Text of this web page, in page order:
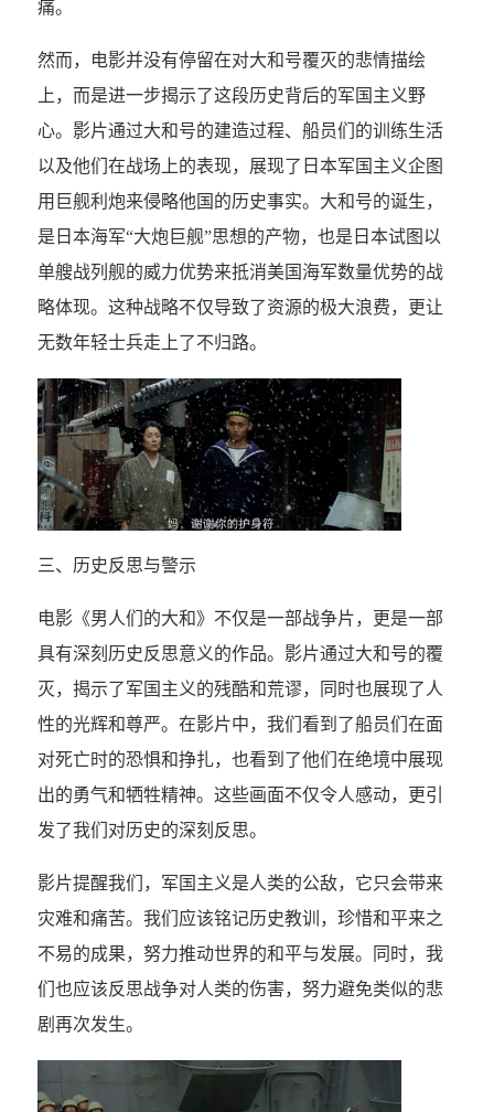
痛。
然而，电影并没有停留在对大和号覆灭的悲情描绘
上，而是进一步揭示了这段历史背后的军国主义野
心。影片通过大和号的建造过程、船员们的训练生活
以及他们在战场上的表现，展现了日本军国主义企图
用巨舰利炮来侵略他国的历史事实。大和号的诞生，
是日本海军“大炮巨舰”思想的产物，也是日本试图以
单艘战列舰的威力优势来抵消美国海军数量优势的战
略体现。这种战略不仅导致了资源的极大浪费，更让
无数年轻士兵走上了不归路。
三、历史反思与警示
电影《男人们的大和》不仅是一部战争片，更是一部
具有深刻历史反思意义的作品。影片通过大和号的覆
灭，揭示了军国主义的残酷和荒谬，同时也展现了人
性的光辉和尊严。在影片中，我们看到了船员们在面
对死亡时的恐惧和挣扎，也看到了他们在绝境中展现
出的勇气和牺牲精神。这些画面不仅令人感动，更引
发了我们对历史的深刻反思。
影片提醒我们，军国主义是人类的公敌，它只会带来
灾难和痛苦。我们应该铭记历史教训，珍惜和平来之
不易的成果，努力推动世界的和平与发展。同时，我
们也应该反思战争对人类的伤害，努力避免类似的悲
剧再次发生。